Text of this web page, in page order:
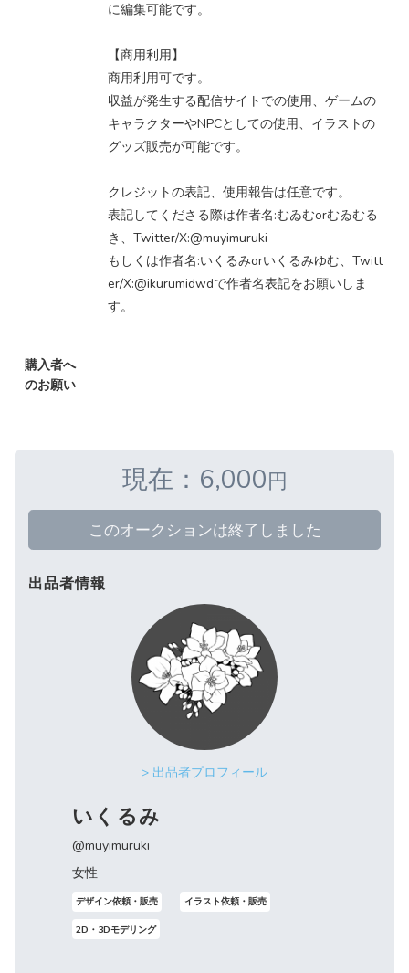
に編集可能です。
【商用利用】
商用利用可です。
収益が発生する配信サイトでの使用、ゲームの
キャラクターやNPCとしての使用、イラストの
グッズ販売が可能です。
クレジットの表記、使用報告は任意です。
表記してくださる際は作者名:むゐむorむゐむる
き、Twitter/X:@muyimuruki
もしくは作者名:いくるみorいくるみゆむ、Twitt
er/X:@ikurumidwdで作者名表記をお願いしま
す。
購入者へ
のお願い
現在：6,000円
このオークションは終了しました
出品者情報
> 出品者プロフィール
いくるみ
@muyimuruki
女性
デザイン依頼・販売 イラスト依頼・販売
2D・3Dモデリング